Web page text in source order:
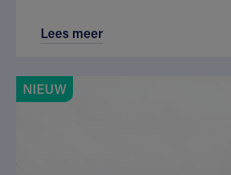
Lees meer
NIEUW